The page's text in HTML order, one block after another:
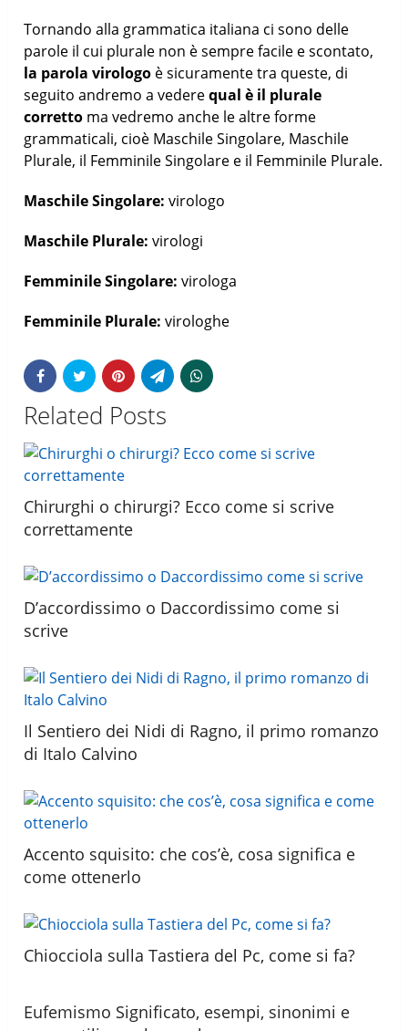
Tornando alla grammatica italiana ci sono delle
parole il cui plurale non è sempre facile e scontato,
la parola virologo è sicuramente tra queste, di
seguito andremo a vederequal è il plurale
corretto ma vedremo anche le altre forme
grammaticali, cioè Maschile Singolare, Maschile
Plurale, il Femminile Singolare e il Femminile Plurale.
Maschile Singolare: virologo
Maschile Plurale: virologi
Femminile Singolare: virologa
Femminile Plurale: virologhe
Related Posts
Chirurghi o chirurgi? Ecco come si scrive
correttamente
D’accordissimo o Daccordissimo come si
scrive
Il Sentiero dei Nidi di Ragno, il primo romanzo
di Italo Calvino
Accento squisito: che cos’è, cosa significa e
come ottenerlo
Chiocciola sulla Tastiera del Pc, come si fa?
Eufemismo Significato, esempi, sinonimi e